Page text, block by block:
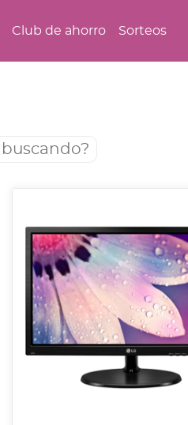
Club de ahorro Sorteos